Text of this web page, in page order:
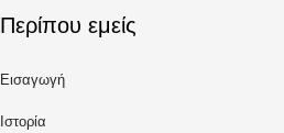
Περίπου εμείς
Εισαγωγή
Ιστορία